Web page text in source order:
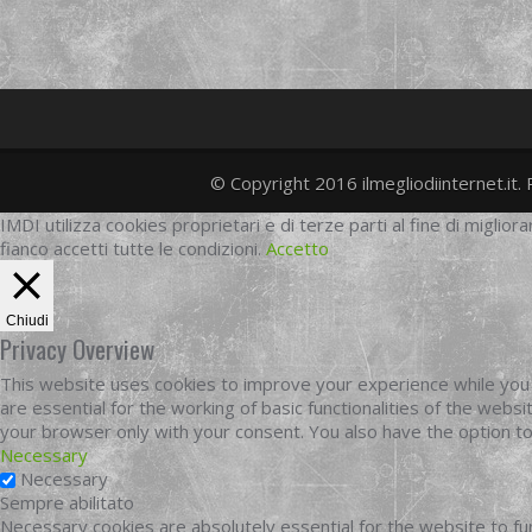
© Copyright 2016 ilmegliodiinternet.it.
IMDI utilizza cookies proprietari e di terze parti al fine di
fianco accetti tutte le condizioni. Accetto
Chiudi
Privacy Overview
This website uses cookies to improve your experience while
are essential for the working of basic functionalities of the
your browser only with your consent. You also have the option
Necessary
Necessary
Sempre abilitato
Necessary cookies are absolutely essential for the website to